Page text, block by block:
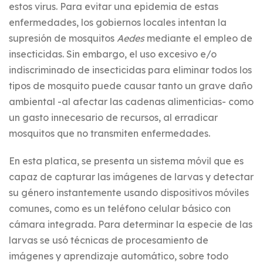
estos virus. Para evitar una epidemia de estas
enfermedades, los gobiernos locales intentan la
supresión de mosquitos Aedesmediante el empleo de
insecticidas. Sin embargo, el uso excesivo e/o
indiscriminado de insecticidas para eliminar todos los
tipos de mosquito puede causar tanto un grave daño
ambiental -al afectar las cadenas alimenticias- como
un gasto innecesario de recursos, al erradicar
mosquitos que no transmiten enfermedades.
En esta platica, se presenta un sistema móvil que es
capaz de capturar las imágenes de larvas y detectar
su género instantemente usando dispositivos móviles
comunes, como es un teléfono celular básico con
cámara integrada. Para determinar la especie de las
larvas se usó técnicas de procesamiento de
imágenes y aprendizaje automático, sobre todo